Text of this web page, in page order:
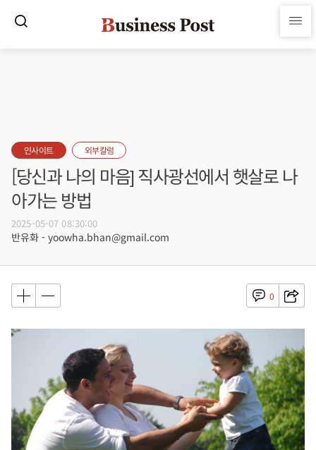
인사이트 외부칼럼
[당신과 나의 마음] 직사광선에서 햇살로 나
아가는 방법
2025-05-07 08:30:00
반유화 - yoowha.bhan@gmail.com
0